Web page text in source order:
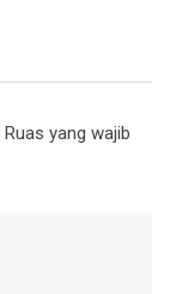
Ruas yang wajib